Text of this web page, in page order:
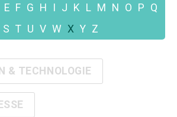
E F G H J K L M N O P Q
S T U V W X Y Z
& TECHNOLOGIE